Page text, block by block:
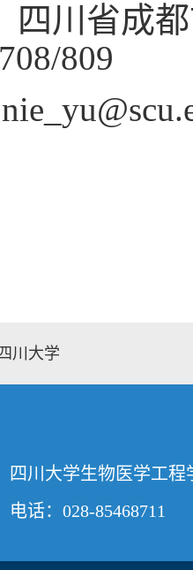
四川省成
809
四川大学
四川大学生物医学工程
电话：028-85468711